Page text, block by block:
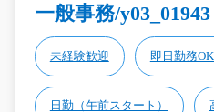
一般事務/y03_01943
未経験歓迎 即日勤務OK
日勤（午前スタート）